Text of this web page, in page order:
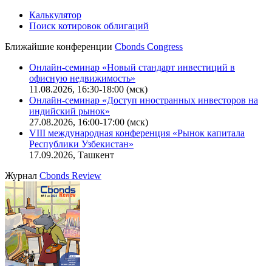
Калькулятор
Поиск котировок облигаций
Ближайшие конференции Cbonds Congress
Онлайн-семинар «Новый стандарт инвестиций в
офисную недвижимость»
11.08.2026, 16:30-18:00 (мск)
Онлайн-семинар «Доступ иностранных инвесторов на
индийский рынок»
27.08.2026, 16:00-17:00 (мск)
VIII международная конференция «Рынок капитала
Республики Узбекистан»
17.09.2026, Ташкент
Журнал Cbonds Review